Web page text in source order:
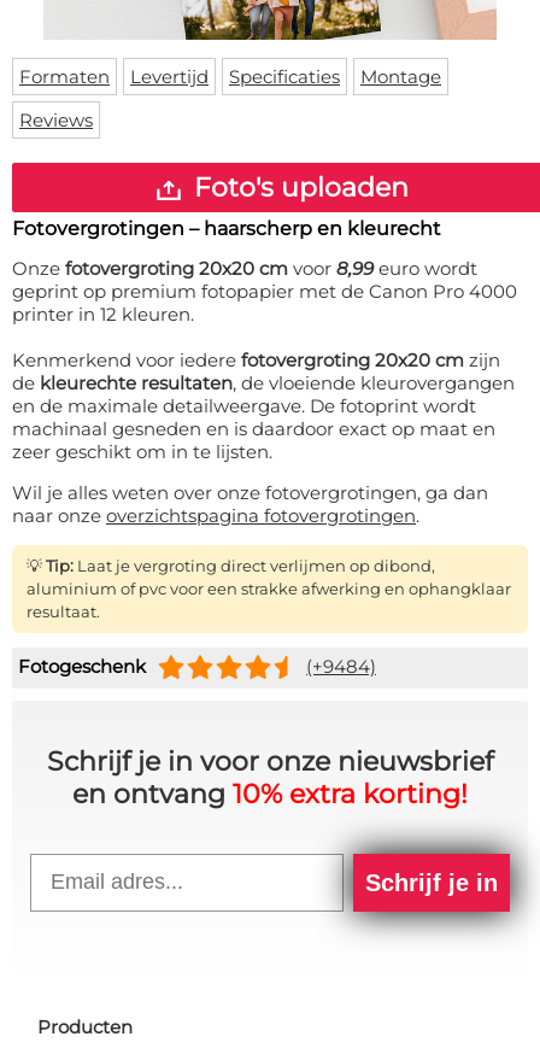
Vloermat
Skateboard deck
Levertijden
Inloggen
WhatsApp
Formaten Levertijd Specificaties
Montage
Reviews
Foto's uploaden
Fotovergrotingen – haarscherp en kleurecht
Onze fotovergroting 20x20 cm voor 8,99euro wordt
geprint op premium fotopapier met de Canon Pro 4000
printer in 12 kleuren.
Kenmerkend voor iedere fotovergroting 20x20 cm zijn
de kleurechte resultaten, de vloeiende kleurovergangen
en de maximale detailweergave. De fotoprint wordt
machinaal gesneden en is daardoor exact op maat en
zeer geschikt om in te lijsten.
Wil je alles weten over onze fotovergrotingen, ga dan
naar onze overzichtspagina fotovergrotingen.
💡Tip: Laat je vergroting direct verlijmen op dibond,
aluminium of pvc voor een strakke afwerking en ophangklaar
resultaat.
Fotogeschenk (+9484)
Schrijf je in voor onze nieuwsbrief
en ontvang 10% extra korting!
Schrijf je in
Producten